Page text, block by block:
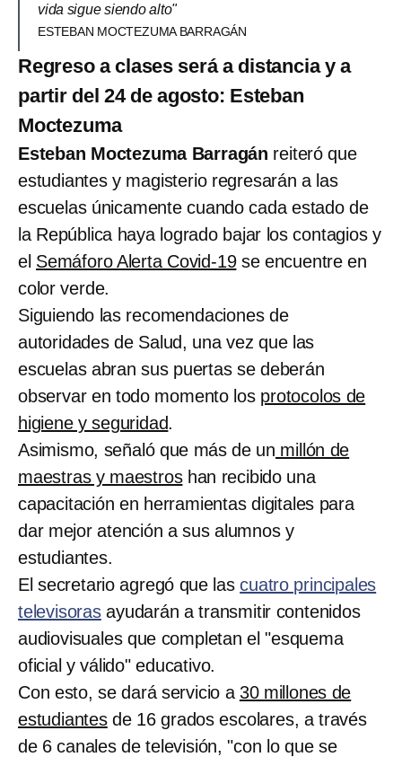
vida sigue siendo alto"
ESTEBAN MOCTEZUMA BARRAGÁN
Regreso a clases será a distancia y a
partir del 24 de agosto: Esteban
Moctezuma
Esteban Moctezuma Barragán reiteró que
estudiantes y magisterio regresarán a las
escuelas únicamente cuando cada estado de
la República haya logrado bajar los contagios y
el Semáforo Alerta Covid-19se encuentre en
color verde.
Siguiendo las recomendaciones de
autoridades de Salud, una vez que las
escuelas abran sus puertas se deberán
observar en todo momento los protocolos de
higiene y seguridad.
Asimismo, señaló que más de un millón de
maestras y maestroshan recibido una
capacitación en herramientas digitales para
dar mejor atención a sus alumnos y
estudiantes.
El secretario agregó que lascuatro principales
televisorasayudarán a transmitir contenidos
audiovisuales que completan el "esquema
oficial y válido" educativo.
Con esto, se dará servicio a 30 millones de
estudiantesde 16 grados escolares, a través
de 6 canales de televisión, "con lo que se